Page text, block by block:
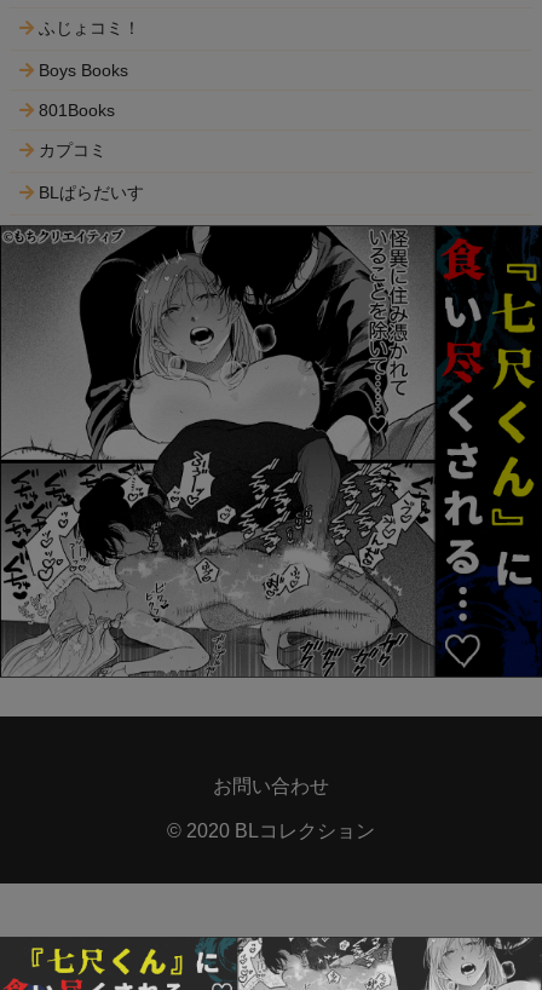
ふじょコミ！
Boys Books
801Books
カプコミ
BLぱらだいす
お問い合わせ
© 2020 BLコレクション